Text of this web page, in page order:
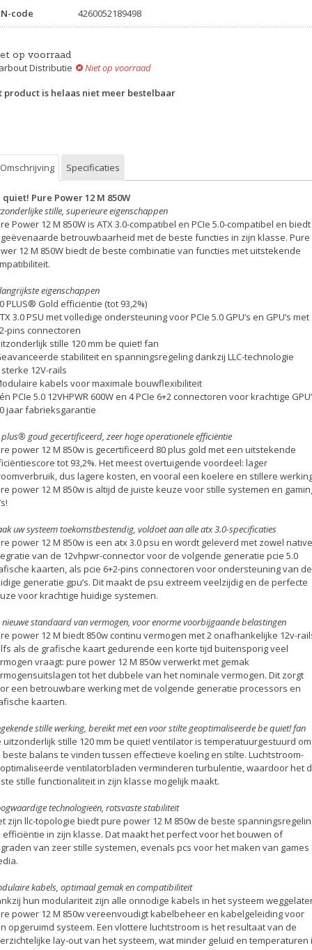
code
4260052189498
op voorraad
Distributie
Niet op voorraad
product is helaas niet meer bestelbaar
Omschrijving Specificaties
quiet! Pure Power 12 M 850W
stille, superieure eigenschappen
Power 12 M 850W is ATX 3.0-compatibel en PCIe 5.0-compatibel en biedt
betrouwbaarheid met de beste functies in zijn klasse. Pure
12 M 850W biedt de beste combinatie van functies met uitstekende
eigenschappen
PLUS® Gold efficiëntie (tot 93,2%)
3.0 PSU met volledige ondersteuning voor PCIe 5.0 GPU’s en GPU’s met
pins connectoren
stille 120 mm be quiet! fan
stabiliteit en spanningsregeling dankzij LLC-technologie
sterke 12V-rails
kabels voor maximale bouwflexibiliteit
PCIe 5.0 12VHPWR 600W en 4 PCIe 6+2 connectoren voor krachtige
jaar fabrieksgarantie
goud gecertificeerd, zeer hoge operationele efficiëntie
power 12 M 850w is gecertificeerd 80 plus gold met een uitstekende
tot 93,2%. Het meest overtuigende voordeel: lager
dus lagere kosten, en vooral een koelere en stillere
power 12 M 850w is altijd de juiste keuze voor stille systemen en
uw systeem toekomstbestendig, voldoet aan alle atx 3.0-specificaties
power 12 M 850w is een atx 3.0 psu en wordt geleverd met zowel native
van de 12vhpwr-connector voor de volgende generatie pcie 5.0
kaarten, als pcie 6+2-pins connectoren voor ondersteuning van de
generatie gpu’s. Dit maakt de psu extreem veelzijdig en de perfecte
voor krachtige huidige systemen.
nieuwe standaard van vermogen, voor enorme voorbijgaande belastingen
power 12 M biedt 850w continu vermogen met 2 onafhankelijke 12v-
als de grafische kaart gedurende een korte tijd buitensporig veel
vraagt: pure power 12 M 850w verwerkt met gemak
tot het dubbele van het nominale vermogen. Dit zorgt
een betrouwbare werking met de volgende generatie processors en
kaarten.
stille werking, bereikt met een voor stilte geoptimaliseerde be quiet! fan
uitzonderlijk stille 120 mm be quiet! ventilator is temperatuurgestuurd om
beste balans te vinden tussen effectieve koeling en stilte. Luchtstroom-
ventilatorbladen verminderen turbulentie, waardoor het
stille functionaliteit in zijn klasse mogelijk maakt.
technologieën, rotsvaste stabiliteit
zijn llc-topologie biedt pure power 12 M 850w de beste
efficiëntie in zijn klasse. Dat maakt het perfect voor het bouwen of
van zeer stille systemen, evenals pcs voor het maken van games
kabels, optimaal gemak en compatibiliteit
hun modulariteit zijn alle onnodige kabels in het systeem
power 12 M 850w vereenvoudigt kabelbeheer en kabelgeleiding voor
opgeruimd systeem. Een vlottere luchtstroom is het resultaat van de
lay-out van het systeem, wat minder geluid en temperaturen